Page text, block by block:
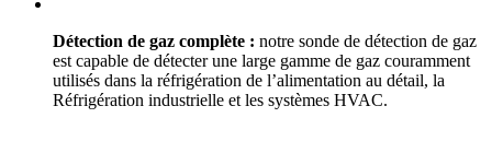
Détection de gaz complète : notre sonde de détection de gaz
est capable de détecter une large gamme de gaz couramment
utilisés dans la réfrigération de l’alimentation au détail, la
Réfrigération industrielle et les systèmes HVAC.